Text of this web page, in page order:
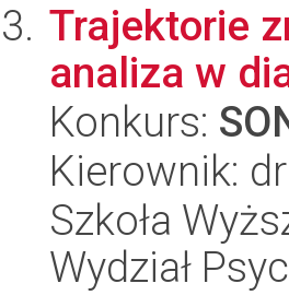
Trajektorie
analiza w
Konkurs:
Kierownik:
Szkoła
Wydział